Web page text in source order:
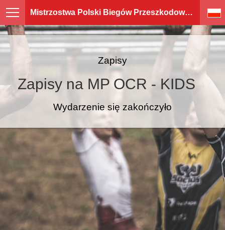
Mistrzostwa Polski Biegów Przeszkodowych OCR POLSKA
Zapisy
Zapisy na MP OCR - KIDS
Wydarzenie się zakończyło